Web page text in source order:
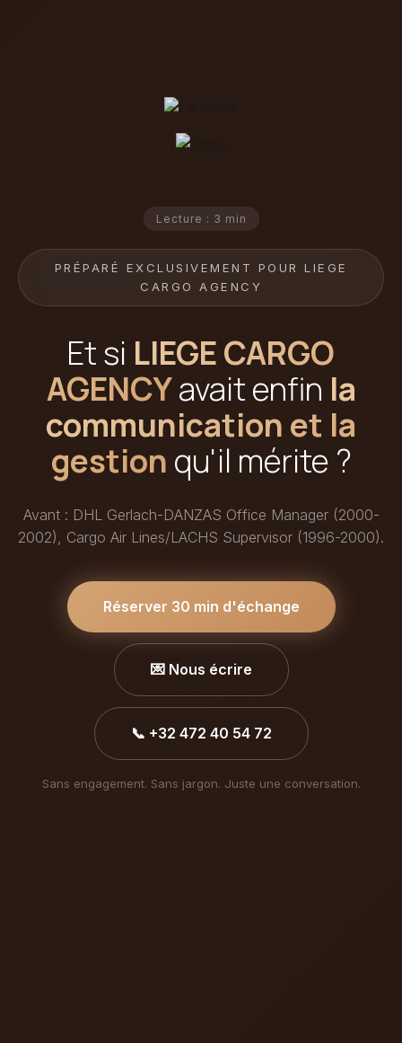
Lecture : 3 min
PRÉPARÉ EXCLUSIVEMENT POUR LIEGE
CARGO AGENCY
Et si LIEGE CARGO
AGENCYavait enfin la
communication et la
gestion qu'il mérite ?
Avant : DHL Gerlach-DANZAS Office Manager (2000-
2002), Cargo Air Lines/LACHS Supervisor (1996-2000).
Réserver 30 min d'échange
💌 Nous écrire
📞 +32 472 40 54 72
Sans engagement. Sans jargon. Juste une conversation.